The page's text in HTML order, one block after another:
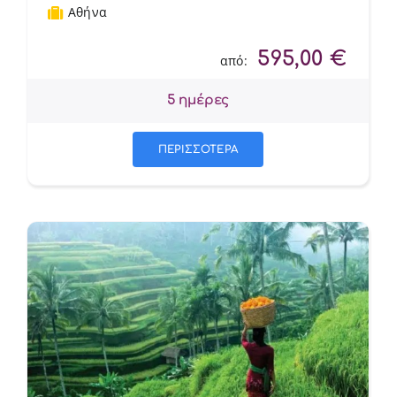
Αθήνα
από: 595,00 €
5 ημέρες
ΠΕΡΙΣΣΟΤΕΡΑ